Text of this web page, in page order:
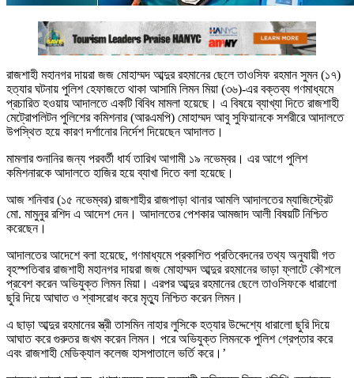
রাজশাহী মহানগর দায়রা জজ মোহাম্মদ আব্দুর রহমানের ছেলে তাওসিফ রহমান সুমন (১৭)
হত্যার ঘটনায় পুলিশ হেফাজতে থাকা আসামি লিমন মিয়া (৩৬)-এর বক্তব্য গণমাধ্যমে
প্রচারিত হওয়ায় আদালতে একটি বিবিধ মামলা হয়েছে। এ বিষয়ে ব্যাখ্যা দিতে রাজশাহী
মেট্রোপলিটন পুলিশের কমিশনার (আরএমপি) মোহাম্মদ আবু সুফিয়ানকে সশরীরে আদালতে
উপস্থিত হয়ে কারণ দর্শানোর নির্দেশ দিয়েছেন আদালত।
মামলার শুনানির জন্য পরবর্তী ধার্য তারিখ আগামী ১৯ নভেম্বর। এর আগে পুলিশ
কমিশনারকে আদালতে হাজির হয়ে ব্যাখা দিতে বলা হয়েছে।
আজ শনিবার (১৫ নভেম্বর) রাজশাহীর রাজপাড়া থানার আমলি আদালতের ম্যাজিস্ট্রেট
মো. মামুনুর রশিদ এ আদেশ দেন। আদালতের পেশকার আমজাদ আলী বিষয়টি নিশ্চিত
করেছেন।
আদালতের আদেশে বলা হয়েছে, গণমাধ্যমে প্রকাশিত প্রতিবেদনের তথ্য অনুযায়ী গত
বৃহস্পতিবার রাজশাহী মহানগর দায়রা জজ মোহাম্মদ আব্দুর রহমানের ভাড়া ফ্লাটে কৌশলে
প্রবেশ করেন অভিযুক্ত লিমন মিয়া। এরপর আব্দুর রহমানের ছেলে তাওসিফকে ধারালো
ছুরি দিয়ে আঘাত ও শ্বাসরোধ করে মৃত্যু নিশ্চিত করেন লিমন।
এ ছাড়া আব্দুর রহমানের স্ত্রী তাসমিন নাহার লুসিকে হত্যার উদ্দেশ্যে ধারালো ছুরি দিয়ে
আঘাত করে গুরুতর জখম করেন লিমন। পরে অভিযুক্ত লিমনকে পুলিশ গ্রেপ্তার করে
এবং রাজশাহী মেডিক্যাল কলেজ হাসপাতালে ভর্তি করে।’